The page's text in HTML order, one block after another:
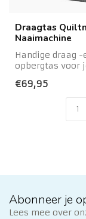
Draagtas
Naaimachine
Handige draag -
opbergtas voor
zijn er veel
€69,95
Abonneer je
Lees mee over